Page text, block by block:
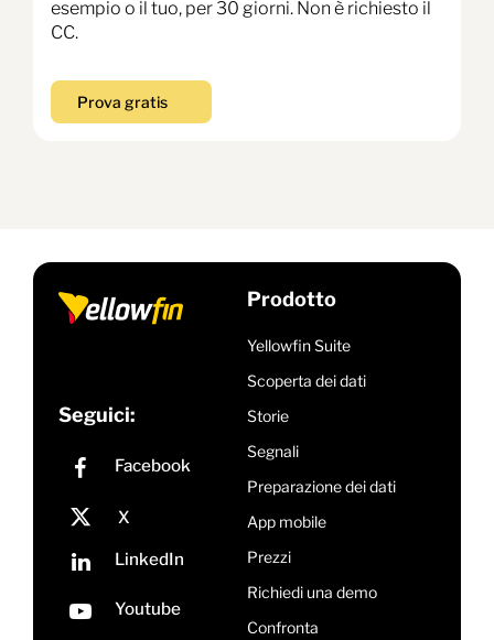
esempio o il tuo, per 30 giorni. Non è richiesto il
CC.
Prova gratis
Seguici:
Prodotto
Yellowfin Suite
Scoperta dei dati
Storie
Segnali
Preparazione dei dati
App mobile
Prezzi
Richiedi una demo
Confronta